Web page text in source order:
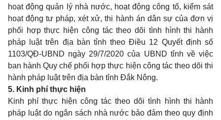
hoạt động quản lý nhà nước, hoạt động công tố, kiểm sát
hoạt động tư pháp, xét xử, thi hành án dân sự của đơn vị
phối hợp thực hiện công tác theo dõi tình hình thi hành
pháp luật trên địa bàn tỉnh theo Điều 12 Quyết định số
1103/QĐ-UBND ngày 29/7/2020 của UBND tỉnh về việc
ban hành Quy chế phối hợp thực hiện công tác theo dõi thi
hành pháp luật trên địa bàn tỉnh Đắk Nông.
5. Kinh phí thực hiện
Kinh phí thực hiện công tác theo dõi tình hình thi hành
pháp luật do ngân sách nhà nước bảo đảm theo quy định